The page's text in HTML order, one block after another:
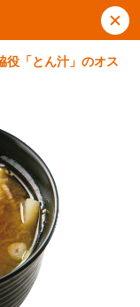
役「とん汁」のオス